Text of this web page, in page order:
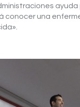
conocer una